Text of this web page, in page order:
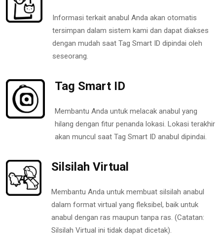
Informasi terkait anabul Anda akan otomatis
tersimpan dalam sistem kami dan dapat diakses
dengan mudah saat Tag Smart ID dipindai oleh
seseorang.
Tag Smart ID
Membantu Anda untuk melacak anabul yang
hilang dengan fitur penanda lokasi. Lokasi terakhir
akan muncul saat Tag Smart ID anabul dipindai.
Silsilah Virtual
Membantu Anda untuk membuat silsilah anabul
dalam format virtual yang fleksibel, baik untuk
anabul dengan ras maupun tanpa ras. (Catatan:
Silsilah Virtual ini tidak dapat dicetak).